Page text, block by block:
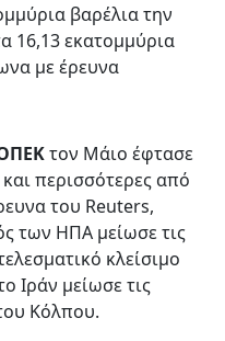
βαρέλια την
16,13 εκατομμύρια
με έρευνα
τον Μάιο έφτασε
περισσότερες από
του Reuters,
των ΗΠΑ μείωσε τις
κλείσιμο
Ιράν μείωσε τις
Κόλπου.